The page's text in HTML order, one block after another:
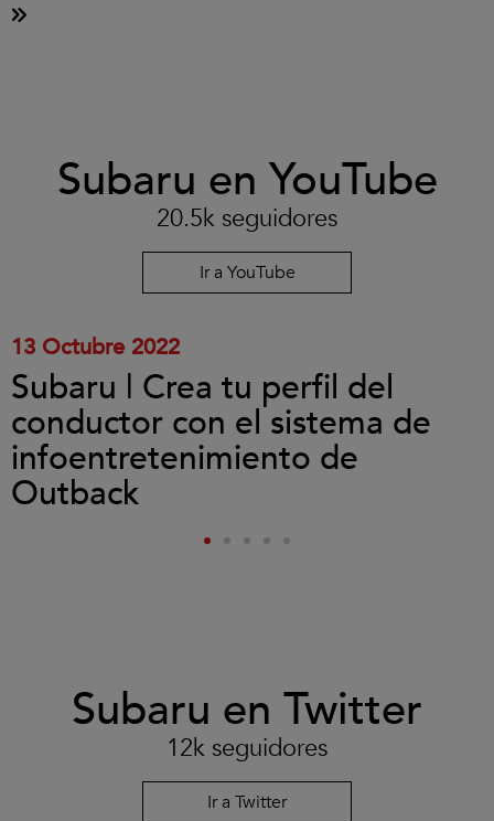
Subaru en YouTube
20.5k seguidores
Ir a YouTube
aceptar
13 Octubre 2022
Subaru | Crea tu perfil del
conductor con el sistema de
infoentretenimiento de
Outback
Subaru en Twitter
12k seguidores
Ir a Twitter